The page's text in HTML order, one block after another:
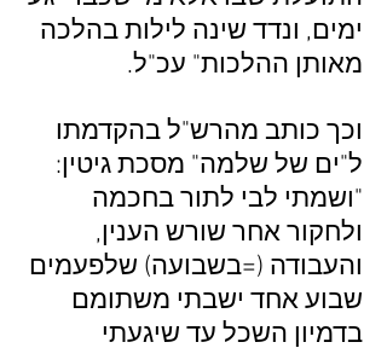
ימים, ונדד שינה לילות בהלכה
מאותן ההלכות" עכ"ל.
וכך כותב מהרש"ל בהקדמתו
ל"ים של שלמה" מסכת גיטין:
"ושמתי לבי לתור בחכמה
ולחקור אחר שורש הענין,
והעבודה (=בשבועה) שלפעמים
שבוע אחד ישבתי משתומם
בדמיון השכל עד שיגעתי